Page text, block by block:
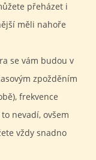
přeházet i
měli nahoře
se vám budou v
zpožděním
frekvence
nevadí, ovšem
vždy snadno